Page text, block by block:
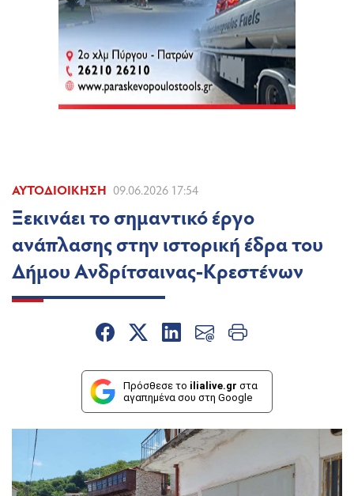
ΑΥΤΟΔΙΟΊΚΗΣΗ 09.06.2026 17:54
Ξεκινάει το σημαντικό έργο
ανάπλασης στην ιστορική έδρα του
Δήμου Ανδρίτσαινας-Κρεστένων
Πρόσθεσε το ilialive.gr στα
αγαπημένα σου στη Google